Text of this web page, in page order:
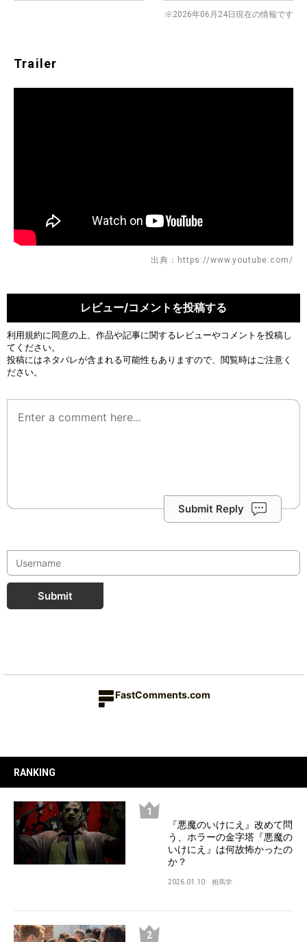
※2026年06月24日現在の情報です
Trailer
出典：https://www.youtube.com/
レビュー/コメントを投稿する
利用規約に同意の上、作品や記事に関するレビューやコメントを投稿し
てください。
投稿にはネタバレが含まれる可能性もありますので、閲覧時はご注意く
ださい。
Submit Reply
Submit
FastComments.com
RANKING
『悪魔のいけにえ』改めて問
う、ホラーの金字塔『悪魔の
いけにえ』は何故怖かったの
か？
2026.01.10 相馬学